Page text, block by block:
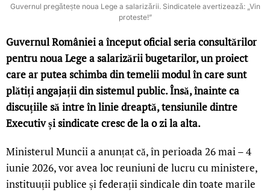
Guvernul pregătește noua Lege a salarizării. Sindicatele avertizează: „Vin
proteste!”
Guvernul României a început oficial seria consultărilor
pentru noua Lege a salarizării bugetarilor, un proiect
care ar putea schimba din temelii modul în care sunt
plătiți angajații din sistemul public. Însă, înainte ca
discuțiile să intre în linie dreaptă, tensiunile dintre
Executiv și sindicate cresc de la o zi la alta.
Ministerul Muncii a anunțat că, în perioada 26 mai – 4
iunie 2026, vor avea loc reuniuni de lucru cu ministere,
instituuții publice și federații sindicale din toate marile